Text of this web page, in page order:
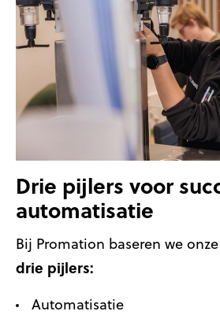
Drie pijlers voor
automatisatie
Bij Promation baseren we
drie pijlers:
Automatisatie